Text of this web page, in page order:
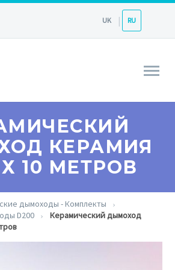
UK RU
КЕРАМИЯ
Х 10 МЕТРОВ
дымоходы - Комплекты
D200
Керамический дымоход